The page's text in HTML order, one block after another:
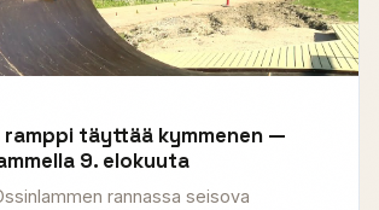
täyttää kymmenen —
9. elokuuta
rannassa seisova